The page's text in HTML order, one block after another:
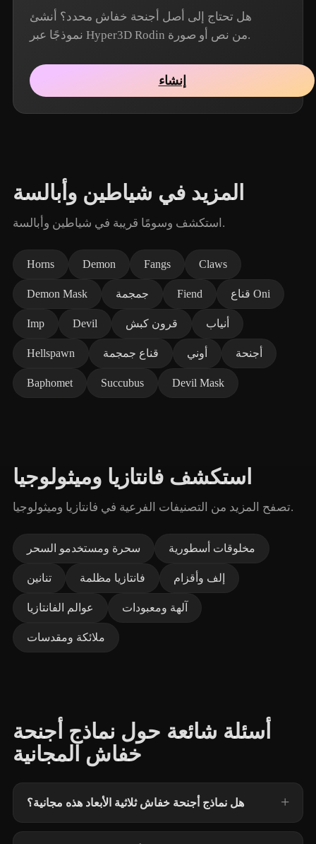
هل تحتاج إلى أصل أجنحة خفاش محدد؟ أنشئ
نموذجًا عبر Hyper3D Rodin من نص أو صورة.
إنشاء
المزيد في شياطين وأبالسة
استكشف وسومًا قريبة في شياطين وأبالسة.
Horns Demon Fangs Claws
Demon Mask جمجمة Fiend قناع Oni
Imp Devil قرون كبش أنياب
Hellspawn قناع جمجمة أوني أجنحة
Baphomet Succubus Devil Mask
استكشف فانتازيا وميثولوجيا
تصفح المزيد من التصنيفات الفرعية في فانتازيا وميثولوجيا.
سحرة ومستخدمو السحر مخلوقات أسطورية
تنانين فانتازيا مظلمة إلف وأقزام
عوالم الفانتازيا آلهة ومعبودات
ملائكة ومقدسات
أسئلة شائعة حول نماذج أجنحة
خفاش المجانية
هل نماذج أجنحة خفاش ثلاثية الأبعاد هذه مجانية؟